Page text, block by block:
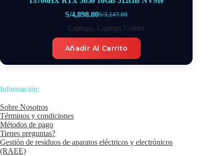
S/5,147.00
El
precio
original
era:
S/5,147.00.
S/4,898.00El
precio
actual
es:
S/4,898.00.
Laptops, Laptops Gamer
Añadir Al Carrito
Información:
Sobre Nosotros
Términos y condiciones
Métodos de pago
Tienes preguntas?
Gestión de residuos de aparatos eléctricos y electrónicos
(RAEE)